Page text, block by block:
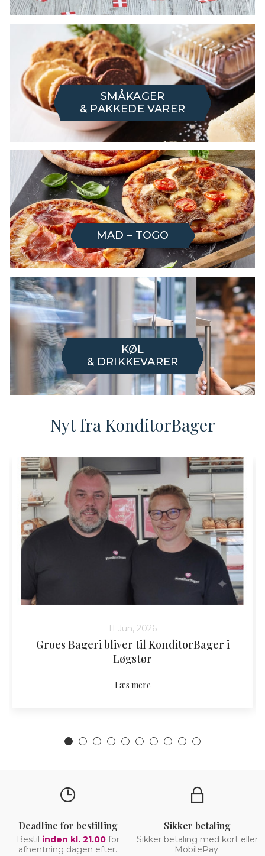
SMÅKAGER
& PAKKEDE VARER
MAD – TOGO
KØL
& DRIKKEVARER
Nyt fra KonditorBager
11 Jun, 2026
Groes Bageri bliver til KonditorBager i
Løgstør
Læs mere
Deadline for bestilling
Bestil inden kl. 21.00for
afhentning dagen efter.
Sikker betaling
Sikker betaling med kort eller
MobilePay.